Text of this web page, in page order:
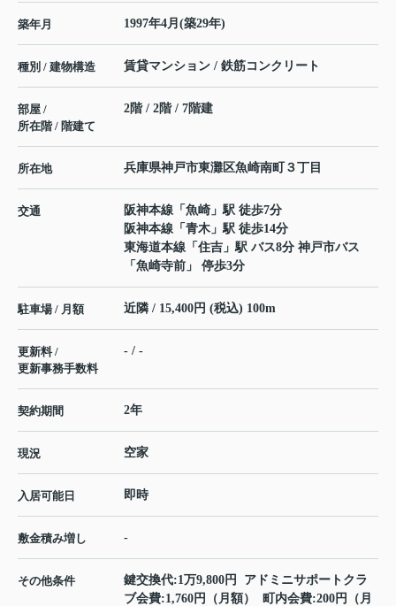
築年月 1997年4月(築29年)
種別 / 建物構造 賃貸マンション / 鉄筋コンクリート
部屋 /
所在階 / 階建て
2階 / 2階 / 7階建
所在地 兵庫県神戸市東灘区魚崎南町 ３丁目
交通 阪神本線 「 魚崎 」駅 徒歩7分
阪神本線 「 青木 」駅 徒歩14分
東海道本線 「 住吉 」駅 バス8分 神戸市バス
「魚崎寺前」 停歩3分
駐車場 / 月額 近隣 / 15,400円 (税込) 100m
更新料 /
更新事務手数料
- / -
契約期間 2年
現況 空家
入居可能日 即時
敷金積み増し -
その他条件
鍵交換代:1万9,800円 アドミニサポートクラ
ブ会費:1,760円（月額） 町内会費:200円（月